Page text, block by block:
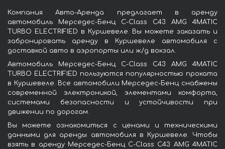
Компания Авто-Аренда предлагает в аренду
автомобиль Мерседес-Бенц C-Class C43 AMG 4MATIC
TURBO ELECTRIFIED в Куршевеле. Вы можете заказать и
забронировать аренду в Куршевеле автомобиля с
доставкой авто в аэропорты или ж/д вокзал.
Автомобиль Мерседес-Бенц C-Class C43 AMG 4MATIC
TURBO ELECTRIFIED пользуются популярностью проката
в Куршевеле. Все автомобили Мерседес-Бенц снабжены
современной электроникой, элементами комфорта,
системами безопасности и устойчивости при
движении по дорогам.
Вы можете ознакомиться с ценами и техническими
данными для аренды автомобиля в Куршевеле. Чтобы
взять в аренду Мерседес-Бенц C-Class C43 AMG 4MATIC